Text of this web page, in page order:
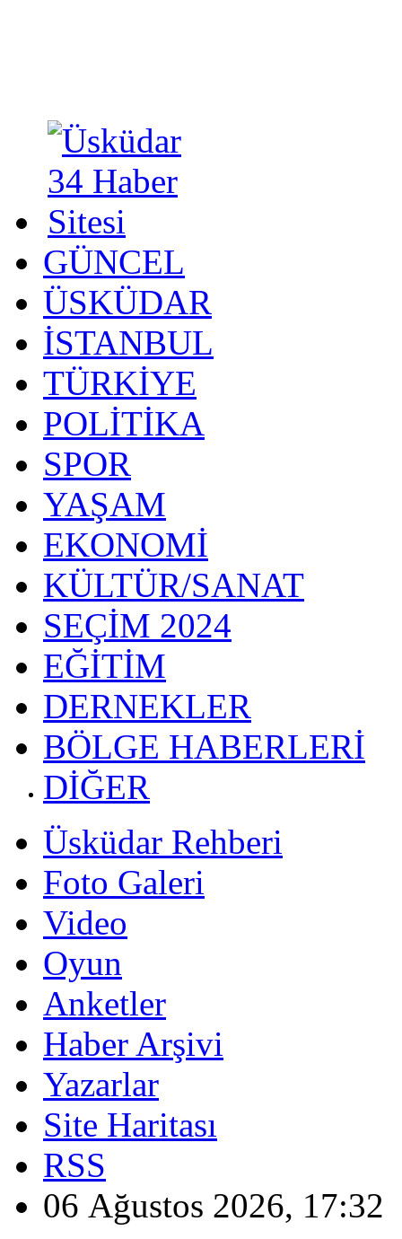
GÜNCEL
ÜSKÜDAR
İSTANBUL
TÜRKİYE
POLİTİKA
SPOR
YAŞAM
EKONOMİ
KÜLTÜR/SANAT
SEÇİM 2024
EĞİTİM
DERNEKLER
BÖLGE HABERLERİ
DİĞER
Üsküdar Rehberi
Foto Galeri
Video
Oyun
Anketler
Haber Arşivi
Yazarlar
Site Haritası
RSS
06 Ağustos 2026, 17:32